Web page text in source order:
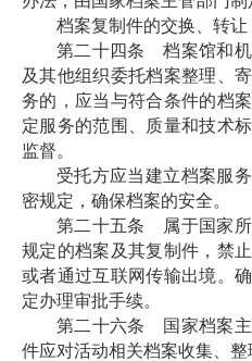
档案复制件的交换、转让
第二十四条 档案馆和机
及其他组织委托档案整理、
务的，应当与符合条件的档
定服务的范围、质量和技术
监督。
受托方应当建立档案服
密规定，确保档案的安全。
第二十五条 属于国家所
规定的档案及其复制件，禁
或者通过互联网传输出境。
定办理审批手续。
第二十六条 国家档案
件应对活动相关档案收集、整